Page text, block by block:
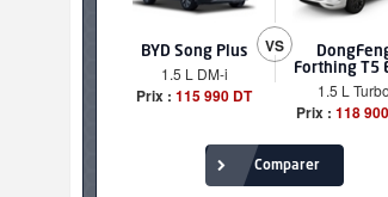
BYD Song Plus
1.5 L DM-i
Prix : 115 990 DT
VS
Forthing T5
1.5 L Turbo
Prix : 118
Comparer